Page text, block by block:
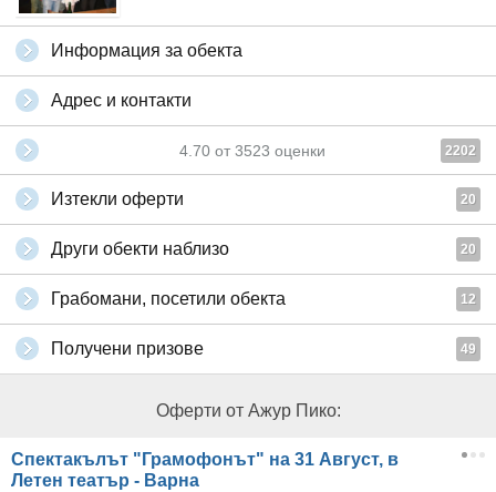
Информация за обекта
Адрес и контакти
4.70 от 3523 оценки 2202
Изтекли оферти 20
Други обекти наблизо 20
Грабомани, посетили обекта 12
Получени призове 49
Оферти от Ажур Пико:
Спектакълът "Грамофонът" на 31 Август, в
Летен театър - Варна